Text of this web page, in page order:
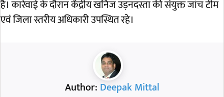
है। कार्रवाई के दौरान केंद्रीय खनिज उड़नदस्ता की संयुक्त जांच टीम
एवं जिला स्तरीय अधिकारी उपस्थित रहे।
Author: Deepak Mittal